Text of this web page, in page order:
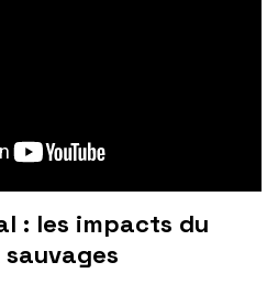
: les impacts du